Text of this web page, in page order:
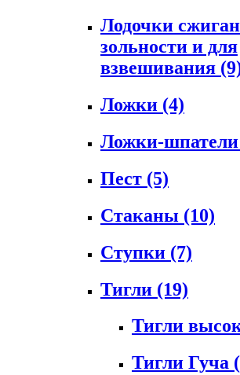
Лодочки
зольности и для
взвешивания
Ложки (4)
Ложки-шпатели
Пест (5)
Стаканы (10)
Ступки (7)
Тигли (19)
Тигли
Тигли Гуча